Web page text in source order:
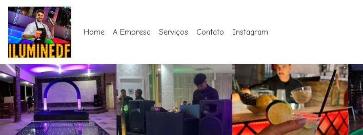
Home A Empresa Serviços Contato Instagram